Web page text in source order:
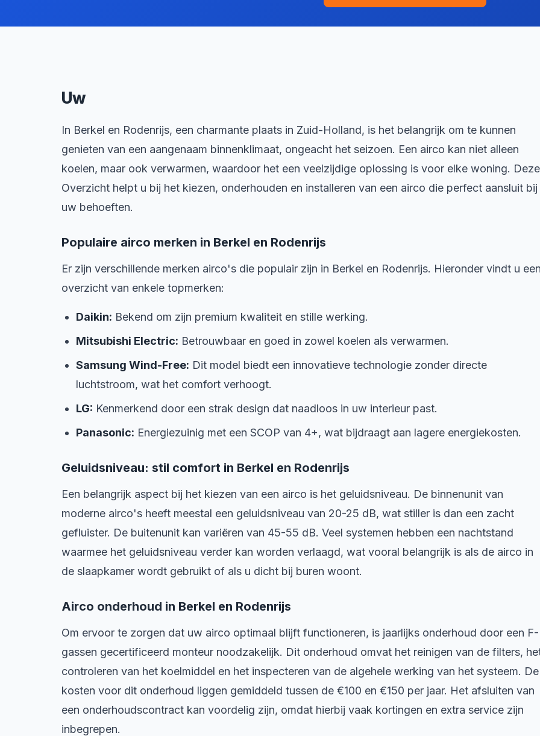
Uw
In Berkel en Rodenrijs, een charmante plaats in Zuid-Holland, is het belangrijk om te kunnen
genieten van een aangenaam binnenklimaat, ongeacht het seizoen. Een airco kan niet alleen
koelen, maar ook verwarmen, waardoor het een veelzijdige oplossing is voor elke woning. Deze
Overzicht helpt u bij het kiezen, onderhouden en installeren van een airco die perfect aansluit bij
uw behoeften.
Populaire airco merken in Berkel en Rodenrijs
Er zijn verschillende merken airco's die populair zijn in Berkel en Rodenrijs. Hieronder vindt u
overzicht van enkele topmerken:
Daikin: Bekend om zijn premium kwaliteit en stille werking.
Mitsubishi Electric: Betrouwbaar en goed in zowel koelen als verwarmen.
Samsung Wind-Free: Dit model biedt een innovatieve technologie zonder directe
luchtstroom, wat het comfort verhoogt.
LG: Kenmerkend door een strak design dat naadloos in uw interieur past.
Panasonic: Energiezuinig met een SCOP van 4+, wat bijdraagt aan lagere energiekosten.
Geluidsniveau: stil comfort in Berkel en Rodenrijs
Een belangrijk aspect bij het kiezen van een airco is het geluidsniveau. De binnenunit van
moderne airco's heeft meestal een geluidsniveau van 20-25 dB, wat stiller is dan een zacht
gefluister. De buitenunit kan variëren van 45-55 dB. Veel systemen hebben een nachtstand
waarmee het geluidsniveau verder kan worden verlaagd, wat vooral belangrijk is als de airco in
de slaapkamer wordt gebruikt of als u dicht bij buren woont.
Airco onderhoud in Berkel en Rodenrijs
Om ervoor te zorgen dat uw airco optimaal blijft functioneren, is jaarlijks onderhoud door een F-
gassen gecertificeerd monteur noodzakelijk. Dit onderhoud omvat het reinigen van de filters,
controleren van het koelmiddel en het inspecteren van de algehele werking van het systeem. De
kosten voor dit onderhoud liggen gemiddeld tussen de €100 en €150 per jaar. Het afsluiten van
een onderhoudscontract kan voordelig zijn, omdat hierbij vaak kortingen en extra service zijn
inbegrepen.